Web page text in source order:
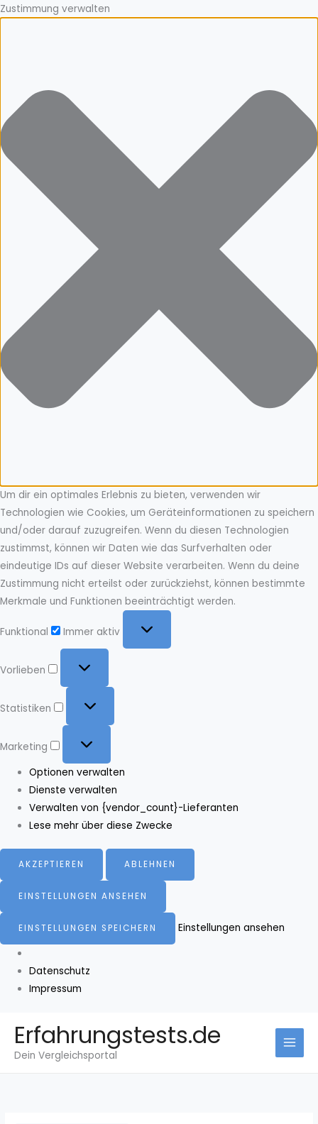
Zustimmung verwalten
Um dir ein optimales Erlebnis zu bieten, verwenden wir
Technologien wie Cookies, um Geräteinformationen zu speichern
und/oder darauf zuzugreifen. Wenn du diesen Technologien
zustimmst, können wir Daten wie das Surfverhalten oder
eindeutige IDs auf dieser Website verarbeiten. Wenn du deine
Zustimmung nicht erteilst oder zurückziehst, können bestimmte
Merkmale und Funktionen beeinträchtigt werden.
Funktional
Immer aktiv
Vorlieben
Statistiken
Marketing
Optionen verwalten
Dienste verwalten
Verwalten von {vendor_count}-Lieferanten
Lese mehr über diese Zwecke
AKZEPTIEREN ABLEHNEN
EINSTELLUNGEN ANSEHEN
EINSTELLUNGEN SPEICHERN Einstellungen ansehen
Datenschutz
Impressum
Inhalt
springen
Erfahrungstests.de
Dein Vergleichsportal